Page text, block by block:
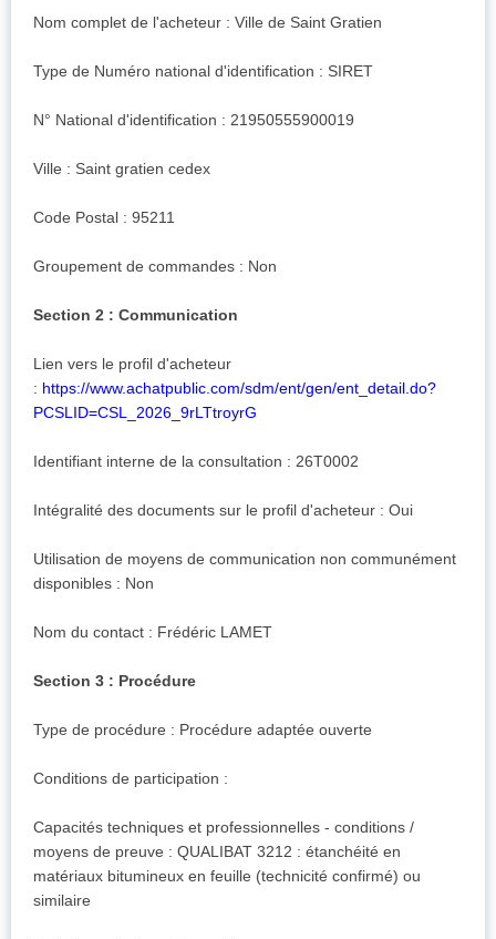
Nom complet de l'acheteur : Ville de Saint Gratien
Type de Numéro national d'identification : SIRET
N° National d'identification : 21950555900019
Ville : Saint gratien cedex
Code Postal : 95211
Groupement de commandes : Non
Section 2 : Communication
Lien vers le profil d'acheteur
: https://www.achatpublic.com/sdm/ent/gen/ent_detail.do?
PCSLID=CSL_2026_9rLTtroyrG
Identifiant interne de la consultation : 26T0002
Intégralité des documents sur le profil d'acheteur : Oui
Utilisation de moyens de communication non communément
disponibles : Non
Nom du contact : Frédéric LAMET
Section 3 : Procédure
Type de procédure : Procédure adaptée ouverte
Conditions de participation :
Capacités techniques et professionnelles - conditions /
moyens de preuve : QUALIBAT 3212 : étanchéité en
matériaux bitumineux en feuille (technicité confirmé) ou
similaire